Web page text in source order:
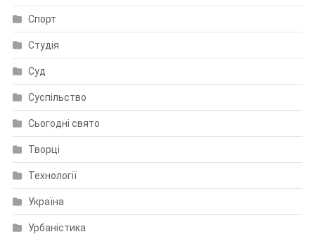
Спорт
Студія
Суд
Суспільство
Сьогодні свято
Творці
Технології
Україна
Урбаністика